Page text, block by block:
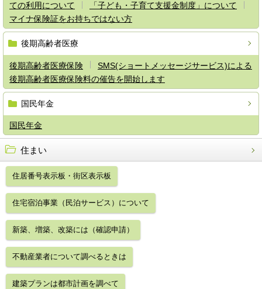
ての利用について
「子ども・子育て支援金制度」について
マイナ保険証をお持ちではない方
後期高齢者医療
後期高齢者医療保険
SMS(ショートメッセージサービス)による
後期高齢者医療保険料の催告を開始します
国民年金
国民年金
住まい
住居番号表示板・街区表示板
住宅宿泊事業（民泊サービス）について
新築、増築、改築には（確認申請）
不動産業者について調べるときは
建築プランは都市計画を調べて